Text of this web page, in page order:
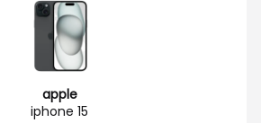
apple
iphone 15